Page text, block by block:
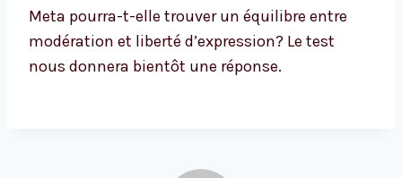
Meta pourra-t-elle trouver un équilibre entre
modération et liberté d’expression? Le test
nous donnera bientôt une réponse.